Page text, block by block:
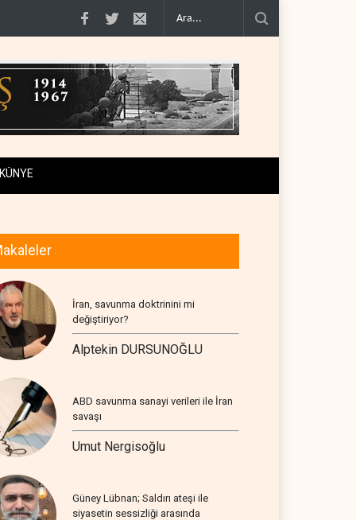
a.. Uluslararası rapor: İsrail'in Lübnanlı gazeteciyi öldü..
KÜNYE
İran, savunma doktrinini mi
değiştiriyor?
Alptekin DURSUNOĞLU
ABD savunma sanayi verileri ile İran
savaşı
Umut Nergisoğlu
Güney Lübnan; Saldırı ateşi ile
siyasetin sessizliği arasında